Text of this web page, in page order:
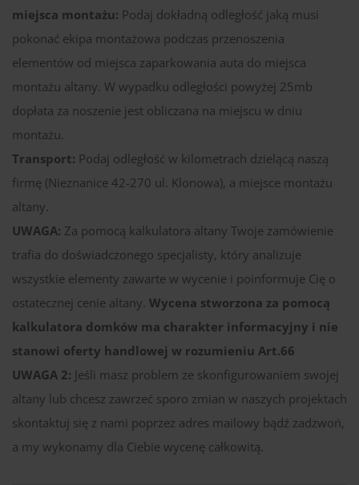
miejsca montażu: Podaj dokładną odległość jaką musi
pokonać ekipa montażowa podczas przenoszenia
elementów od miejsca zaparkowania auta do miejsca
montażu altany. W wypadku odległości powyżej 25mb
dopłata za noszenie jest obliczana na miejscu w dniu
montażu.
Transport: Podaj odległość w kilometrach dzielącą naszą
firmę (Nieznanice 42-270 ul. Klonowa), a miejsce montażu
altany.
UWAGA: Za pomocą kalkulatora altany Twoje zamówienie
trafia do doświadczonego specjalisty, który analizuje
wszystkie elementy zawarte w wycenie i poinformuje Cię o
ostatecznej cenie altany. Wycena stworzona za pomocą
kalkulatora domków ma charakter informacyjny i nie
stanowi oferty handlowej w rozumieniu Art.66
UWAGA 2: Jeśli masz problem ze skonfigurowaniem swojej
altany lub chcesz zawrzeć sporo zmian w naszych projektach
skontaktuj się z nami poprzez adres mailowy bądź zadzwoń,
a my wykonamy dla Ciebie wycenę całkowitą.